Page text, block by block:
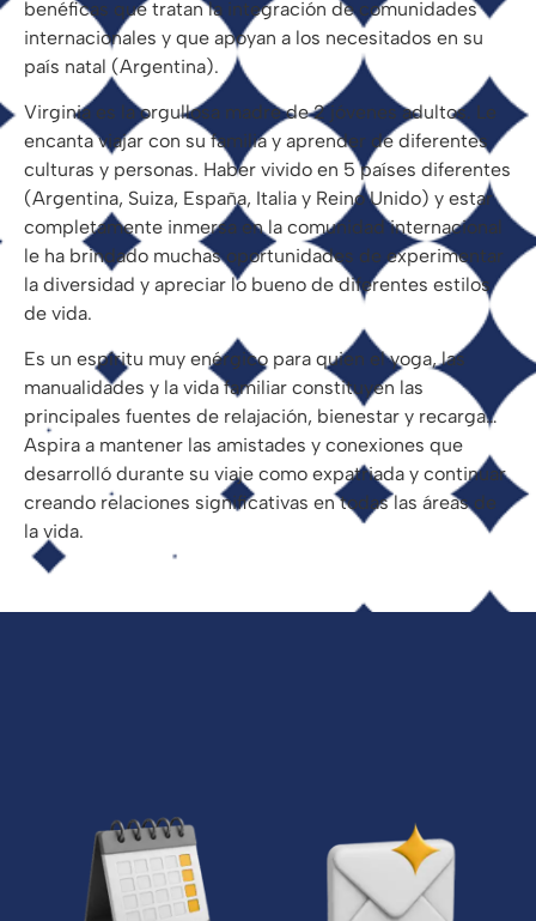
benéficas que tratan la integración de comunidades
internacionales y que apoyan a los necesitados en su
país natal (Argentina).​
Virginia es la orgullosa madre de 2 jóvenes adultos. Le
encanta viajar con su familia y aprender de diferentes
culturas y personas. Haber vivido en 5 países diferentes
(Argentina, Suiza, España, Italia y Reino Unido) y estar
completamente inmersa en la comunidad internacional
le ha brindado muchas oportunidades de experimentar
la diversidad y apreciar lo bueno de diferentes estilos
de vida.​
Es un espíritu muy enérgico para quien el yoga, las
manualidades y la vida familiar constituyen las
principales fuentes de relajación, bienestar y recarga…
Aspira a mantener las amistades y conexiones que
desarrolló durante su viaje como expatriada y continuar
creando relaciones significativas en todas las áreas de
la vida.